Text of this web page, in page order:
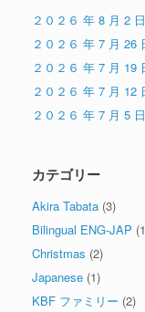
２０２６ 年 8 月 2
２０２６ 年 7 月 26
２０２６ 年 7 月 19
２０２６ 年 7 月 12
２０２６ 年 7 月 5
カテゴリー
Akira Tabata (3)
Bilingual ENG-JAP
Christmas (2)
Japanese (1)
KBF ファミリー (2)